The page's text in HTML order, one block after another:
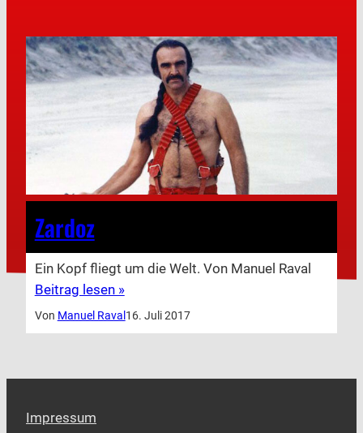
Zardoz
Ein Kopf fliegt um die Welt. Von Manuel Raval
Beitrag lesen »
Von Manuel Raval 16. Juli 2017
Impressum